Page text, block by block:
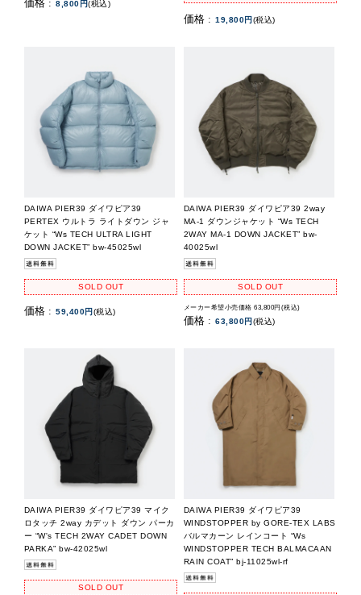
価格 : 8,800円(税込)
価格 : 19,800円(税込)
DAIWA PIER39 ダイワピア39
PERTEX ウルトラ ライトダウン ジャ
ケット “Ws TECH ULTRA LIGHT
DOWN JACKET” bw-45025wl
SOLD OUT
価格 : 59,400円(税込)
DAIWA PIER39 ダイワピア39 2way
MA-1 ダウンジャケット “Ws TECH
2WAY MA-1 DOWN JACKET” bw-
40025wl
SOLD OUT
メーカー希望小売価格 63,800円(税込)
価格 : 63,800円(税込)
DAIWA PIER39 ダイワピア39 マイク
ロタッチ 2way カデット ダウン パーカ
ー “W's TECH 2WAY CADET DOWN
PARKA” bw-42025wl
SOLD OUT
DAIWA PIER39 ダイワピア39
WINDSTOPPER by GORE-TEX LABS
バルマカーン レインコート “Ws
WINDSTOPPER TECH BALMACAAN
RAIN COAT” bj-11025wl-rf